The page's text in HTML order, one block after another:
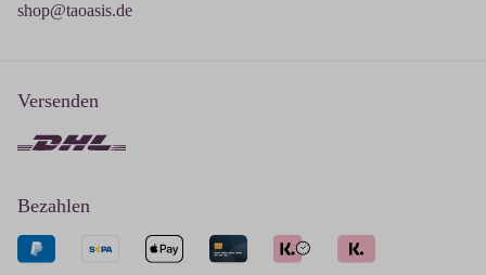
shop@taoasis.de
Versenden
Bezahlen